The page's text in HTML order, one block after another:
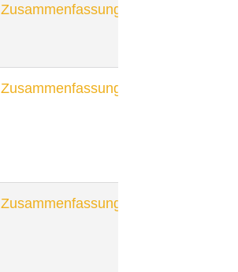
Zusammenfassung
Zusammenfassung
Zusammenfassung